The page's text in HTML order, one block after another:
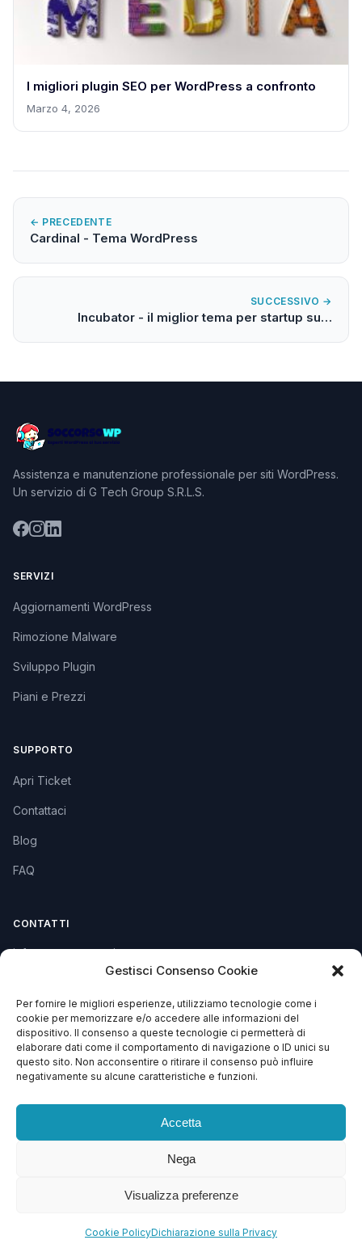
Gestisci Consenso Cookie
Per fornire le migliori esperienze, utilizziamo tecnologie come i
cookie per memorizzare e/o accedere alle informazioni del
dispositivo. Il consenso a queste tecnologie ci permetterà di
elaborare dati come il comportamento di navigazione o ID unici su
questo sito. Non acconsentire o ritirare il consenso può influire
negativamente su alcune caratteristiche e funzioni.
Accetta
Nega
Visualizza preferenze
Cookie PolicyDichiarazione sulla Privacy
I migliori plugin SEO per WordPress a confronto
Marzo 4, 2026
← PRECEDENTE
Cardinal - Tema WordPress
SUCCESSIVO →
Incubator - il miglior tema per startup su…
Assistenza e manutenzione professionale per siti WordPress.
Un servizio di G Tech Group S.R.L.S.
SERVIZI
Aggiornamenti WordPress
Rimozione Malware
Sviluppo Plugin
Piani e Prezzi
SUPPORTO
Apri Ticket
Contattaci
Blog
FAQ
CONTATTI
info@soccorsowp.it
PEC: gtechgroup@pec.it
Privacy Policy
Cookie Policy
Termini e Condizioni
1.500,00
246638 — SDI: SZLUBAI